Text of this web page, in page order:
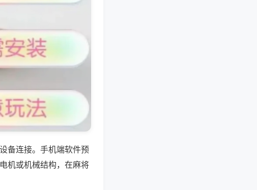
备连接。手机端软件预
机或机械结构，在麻将